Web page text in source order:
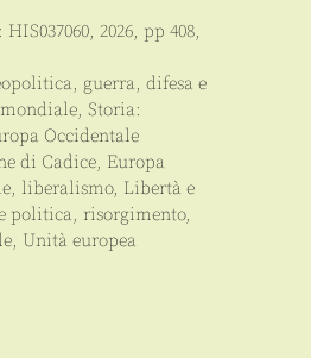
HIS037060, 2026, pp 408,
guerra, difesa e
, Storia:
Occidentale
di Cadice, Europa
, liberalismo, Libertà e
politica, risorgimento,
, Unità europea